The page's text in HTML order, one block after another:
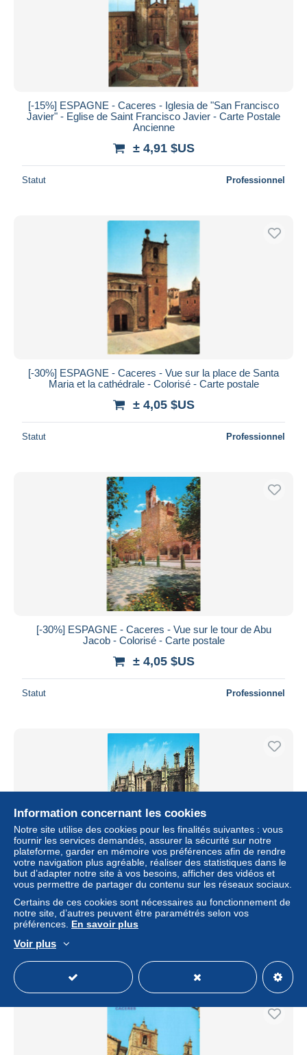
[-15%] ESPAGNE - Caceres - Iglesia de "San Francisco
Javier" - Eglise de Saint Francisco Javier - Carte Postale
Ancienne
± 4,91 $US
Statut Professionnel
[-30%] ESPAGNE - Caceres - Vue sur la place de Santa
Maria et la cathédrale - Colorisé - Carte postale
± 4,05 $US
Statut Professionnel
[-30%] ESPAGNE - Caceres - Vue sur le tour de Abu
Jacob - Colorisé - Carte postale
± 4,05 $US
Statut Professionnel
[-5%] ESPAGNE - Plasencia - Cáceres - Catedrales -
Ediciones Vistabella - LM - Prohibida la reproducción -
Carte postale
± 5,49 $US
Statut Professionnel
Information concernant les cookies
Notre site utilise des cookies pour les finalités suivantes : vous
fournir les services demandés, assurer la sécurité sur notre
plateforme, garder en mémoire vos préférences afin de rendre
votre navigation plus agréable, réaliser des statistiques dans le
but d’adapter notre site à vos besoins, afficher des vidéos et
vous permettre de partager du contenu sur les réseaux sociaux.
Certains de ces cookies sont nécessaires au fonctionnement de
notre site, d’autres peuvent être paramétrés selon vos
préférences. En savoir plus
Voir plus